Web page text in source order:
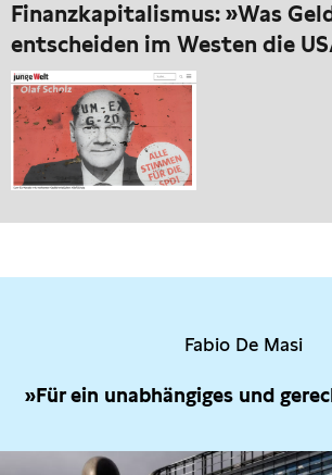
Finanzkapitalismus: »Was
entscheiden im Westen die
Fabio De Masi
»Für ein unabhängiges und